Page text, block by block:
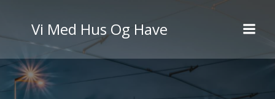
til
indhold
Vi Med Hus Og Have